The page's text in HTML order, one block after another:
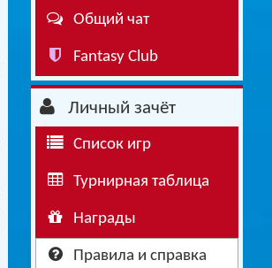
Буч: блог болельщика
Hound: блог болельщика
Ragnar: блог болельщика
Общий чат
Fantasy Club
Личный зачёт
Список игр
Турнирная таблица
Награды
Правила и справка